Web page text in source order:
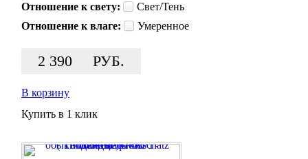
Отношение к свету:
Свет/Тень
Отношение к влаге:
Умеренное
2 390 РУБ.
В корзину
Купить в 1 клик